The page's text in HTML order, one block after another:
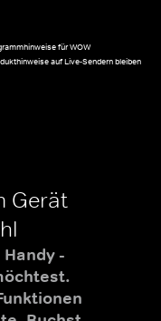
für WOW
auf Live-Sendern bleiben
Gerät
-